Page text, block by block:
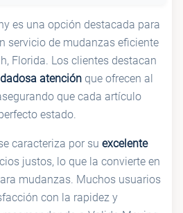
es una opción destacada para
servicio de mudanzas eficiente
Florida. Los clientes destacan
atención que ofrecen al
que cada artículo
estado.
caracteriza por su excelente
justos, lo que la convierte en
mudanzas. Muchos usuarios
con la rapidez y